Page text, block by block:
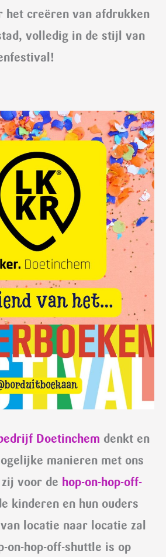
het creëren van afdrukken
volledig in de stijl van
Doetinchem denkt en
manieren met ons
voor de hop-on-hop-off-
kinderen en hun ouders
locatie naar locatie zal
on-hop-off-shuttle is op